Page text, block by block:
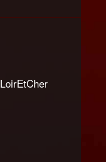
LoirEtCher